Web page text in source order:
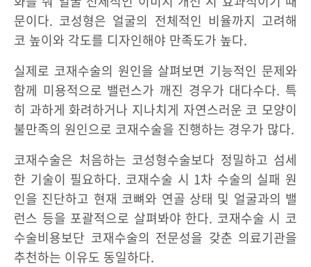
문이다. 코성형은 얼굴의 전체적인 비율까지 고려해
코 높이와 각도를 디자인해야 만족도가 높다.
실제로 코재수술의 원인을 살펴보면 기능적인 문제와
함께 미용적으로 밸런스가 깨진 경우가 대다수다. 특
히 과하게 화려하거나 지나치게 자연스러운 코 모양이
불만족의 원인으로 코재수술을 진행하는 경우가 많다.
코재수술은 처음하는 코성형수술보다 정밀하고 섬세
한 기술이 필요하다. 코재수술 시 1차 수술의 실패 원
인을 진단하고 현재 코뼈와 연골 상태 및 얼굴과의 밸
런스 등을 포괄적으로 살펴봐야 한다. 코재수술 시 코
수술비용보단 코재수술의 전문성을 갖춘 의료기관을
추천하는 이유도 동일하다.